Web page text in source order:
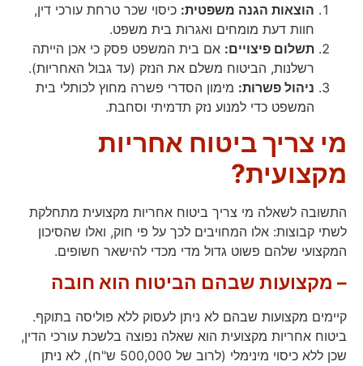
הוצאות הגנה משפטית: כיסוי שכר טרחת עורכי דין,
חוות דעת מומחים ואגרות בית משפט.
תשלום פיצויים: אם בית המשפט פסק כי אכן הייתה
רשלנות, הביטוח משלם את הנזק (עד גבול האחריות).
ניהול פשרות: מימון הסדרי פשרה מחוץ לכותלי בית
המשפט כדי למנוע נזק תדמיתי וסחבת.
מי צריך ביטוח אחריות
מקצועית?
התשובה לשאלה מי צריך ביטוח אחריות מקצועית מתחלקת
לשתי קבוצות: אלו המחויבים לכך על פי חוק, ואלו שהסיכון
המקצועי שלהם פשוט גדול מדי מכדי להישאר חשופים.
– מקצועות שבהם הביטוח הוא חובה
קיימים מקצועות שבהם לא ניתן לעסוק ללא פוליסה בתוקף.
ביטוח אחריות מקצועית הוא שאלה נפוצה בלשכת עורכי הדין,
שכן ללא כיסוי מינימלי (לרוב של 500,000 ש"ח), לא ניתן